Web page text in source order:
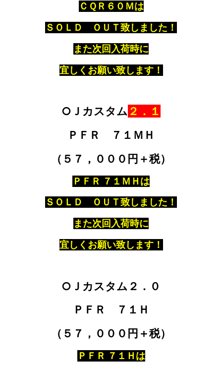
ＣＱＲ６０Ｍは
ＳＯＬＤ ＯＵＴ致しました！
また次回入荷時に
宜しくお願い致します！
○Ｊカスタム ２．１
ＰＦＲ ７１ＭＨ
（５７，０００円＋税）
ＰＦＲ ７１ＭＨは
ＳＯＬＤ ＯＵＴ致しました！
また次回入荷時に
宜しくお願い致します！
○Ｊカスタム２．０
ＰＦＲ ７１Ｈ
（５７，０００円＋税）
ＰＦＲ ７１Ｈは